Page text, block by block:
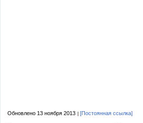
Обновлено 13 ноября 2013 [Постоянная ссылка]